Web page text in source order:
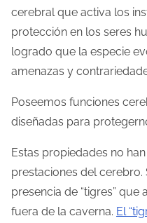
cerebral que activa los
protección en los seres
logrado que la especie
amenazas y
Poseemos funciones
diseñadas para
Estas propiedades no
prestaciones del
presencia de “tigres” que
fuera de la caverna. El